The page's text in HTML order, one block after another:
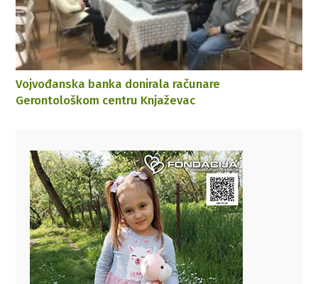
Vojvođanska banka donirala računare
Gerontološkom centru Knjaževac